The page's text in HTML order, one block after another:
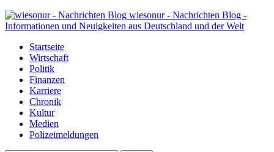
wiesonur - Nachrichten Blog -
Informationen und Neuigkeiten aus Deutschland und der Welt
Startseite
Wirtschaft
Politik
Finanzen
Karriere
Chronik
Kultur
Medien
Polizeimeldungen